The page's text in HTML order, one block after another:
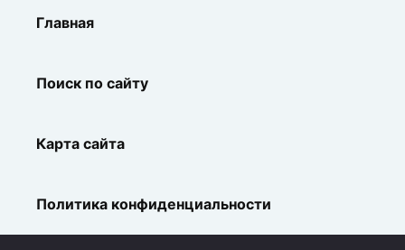
Главная
Поиск по сайту
Карта сайта
Политика конфиденциальности